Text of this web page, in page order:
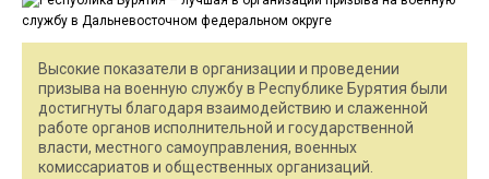
Высокие показатели в организации и проведении
призыва на военную службу в Республике Бурятия были
достигнуты благодаря взаимодействию и слаженной
работе органов исполнительной и государственной
власти, местного самоуправления, военных
комиссариатов и общественных организаций.